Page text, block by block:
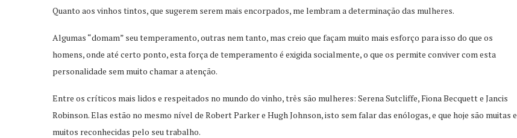
Quanto aos vinhos tintos, que sugerem serem mais encorpados, me lembram a determinação das mulheres.
Algumas “domam” seu temperamento, outras nem tanto, mas creio que façam muito mais esforço para isso do que os
homens, onde até certo ponto, esta força de temperamento é exigida socialmente, o que os permite conviver com esta
personalidade sem muito chamar a atenção.
Entre os críticos mais lidos e respeitados no mundo do vinho, três são mulheres: Serena Sutcliffe, Fiona Becquett e Jancis
Robinson. Elas estão no mesmo nível de Robert Parker e Hugh Johnson, isto sem falar das enólogas, e que hoje são muitas e
muitos reconhecidas pelo seu trabalho.